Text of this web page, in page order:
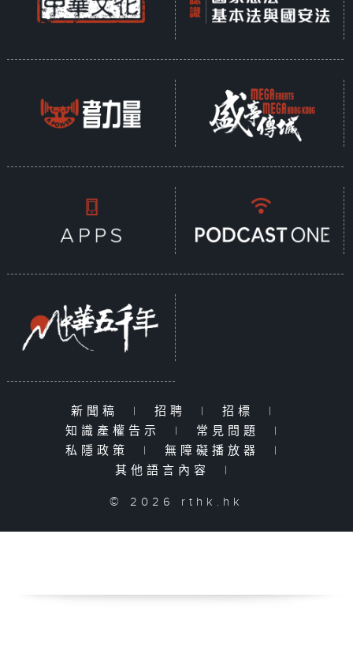
新聞稿 | 招聘 | 招標
|
知識產權告示
| 常見問題
|
私隱政策
| 無障礙播放器
|
其他語言內容
|
© 2026 rthk.hk